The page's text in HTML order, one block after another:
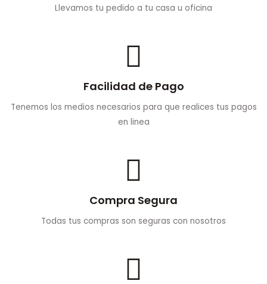
Llevamos tu pedido a tu casa u oficina
Facilidad de Pago
Tenemos los medios necesarios para que realices tus pagos
en linea
Compra Segura
Todas tus compras son seguras con nosotros